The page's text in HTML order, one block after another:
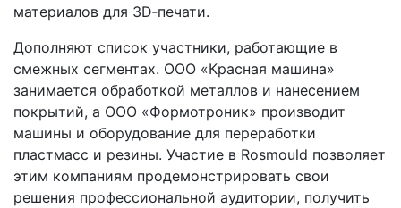
материалов для 3D‑печати.
Дополняют список участники, работающие в
смежных сегментах. ООО «Красная машина»
занимается обработкой металлов и нанесением
покрытий, а ООО «Формотроник» производит
машины и оборудование для переработки
пластмасс и резины. Участие в Rosmould позволяет
этим компаниям продемонстрировать свои
решения профессиональной аудитории, получить